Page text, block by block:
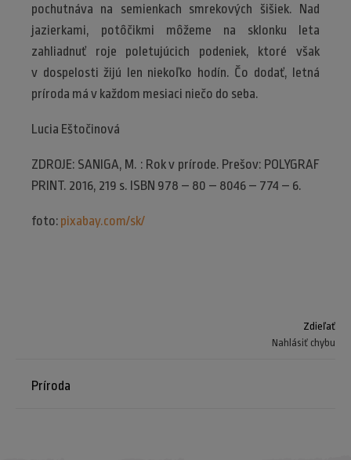
pochutnáva na semienkach smrekových šišiek. Nad
jazierkami, potôčikmi môžeme na sklonku leta
zahliadnuť roje poletujúcich podeniek, ktoré však
v dospelosti žijú len niekoľko hodín. Čo dodať, letná
príroda má v každom mesiaci niečo do seba.
Lucia Eštočinová
ZDROJE: SANIGA, M. : Rok v prírode. Prešov: POLYGRAF
PRINT. 2016, 219 s. ISBN 978 – 80 – 8046 – 774 – 6.
foto: pixabay.com/sk/
Zdieľať
Nahlásiť chybu
Príroda